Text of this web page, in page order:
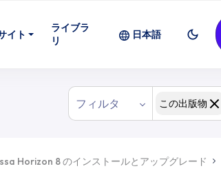
イト
ライブラ
リ
日本語
フィルタ この出版物
Horizon 8 のインストールとアップグレード